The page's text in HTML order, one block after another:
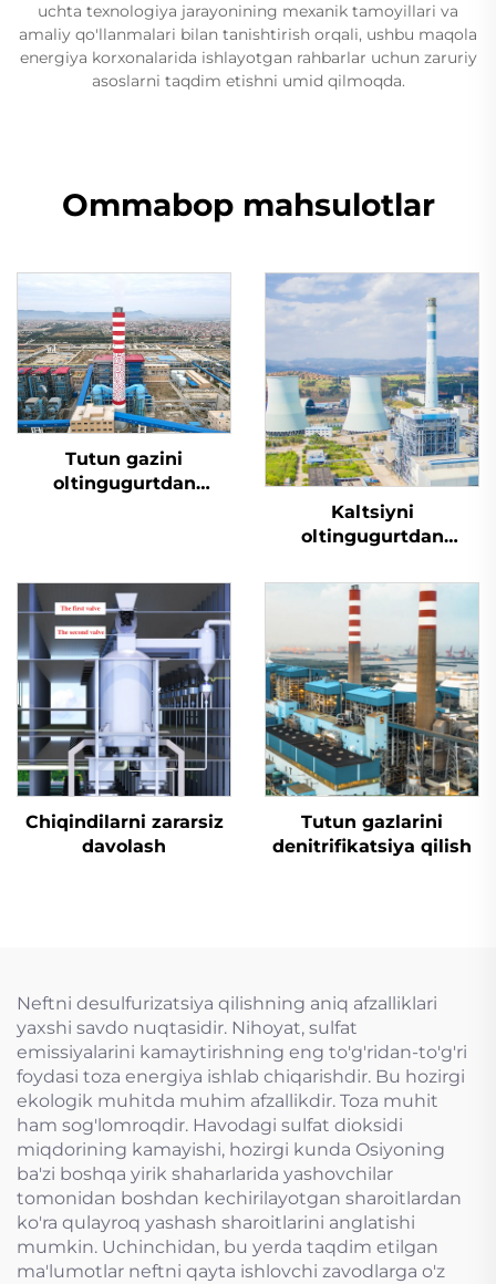
uchta texnologiya jarayonining mexanik tamoyillari va
amaliy qo'llanmalari bilan tanishtirish orqali, ushbu maqola
energiya korxonalarida ishlayotgan rahbarlar uchun zaruriy
asoslarni taqdim etishni umid qilmoqda.
Ommabop mahsulotlar
Tutun gazini
oltingugurtdan
Kaltsiyni
oltingugurtdan
Chiqindilarni zararsiz
davolash
Tutun gazlarini
denitrifikatsiya qilish
Neftni desulfurizatsiya qilishning aniq afzalliklari
yaxshi savdo nuqtasidir. Nihoyat, sulfat
emissiyalarini kamaytirishning eng to'g'ridan-to'g'ri
foydasi toza energiya ishlab chiqarishdir. Bu hozirgi
ekologik muhitda muhim afzallikdir. Toza muhit
ham sog'lomroqdir. Havodagi sulfat dioksidi
miqdorining kamayishi, hozirgi kunda Osiyoning
ba'zi boshqa yirik shaharlarida yashovchilar
tomonidan boshdan kechirilayotgan sharoitlardan
ko'ra qulayroq yashash sharoitlarini anglatishi
mumkin. Uchinchidan, bu yerda taqdim etilgan
ma'lumotlar neftni qayta ishlovchi zavodlarga o'z